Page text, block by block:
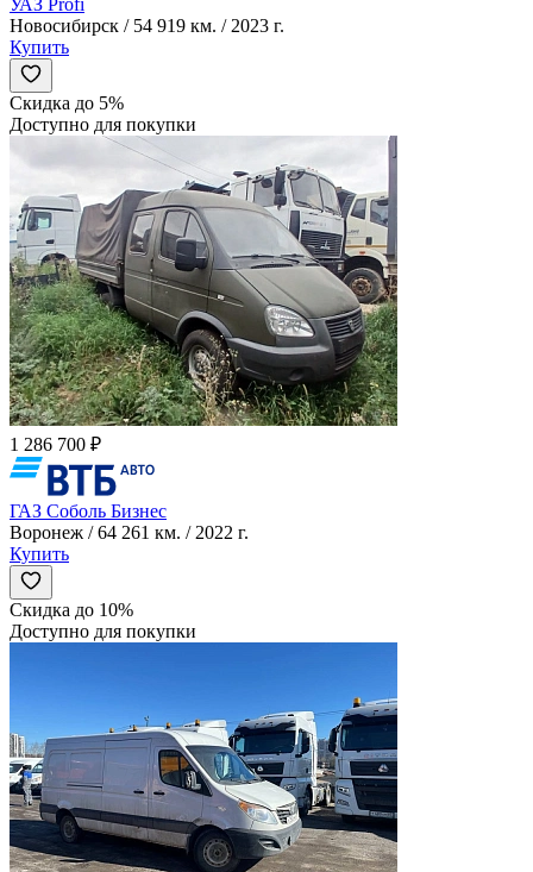
УАЗ Profi
Новосибирск / 54 919 км. / 2023 г.
Купить
Скидка до 5%
Доступно для покупки
1 286 700 ₽
ГАЗ Соболь Бизнес
Воронеж / 64 261 км. / 2022 г.
Купить
Скидка до 10%
Доступно для покупки